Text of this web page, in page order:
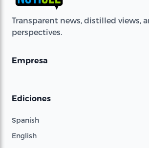
Transparent news, distilled views,
perspectives.
Empresa
Ediciones
Spanish
English